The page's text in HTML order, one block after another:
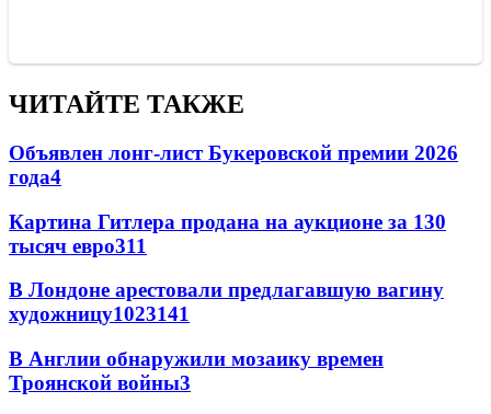
ЧИТАЙТЕ ТАКЖЕ
Объявлен лонг-лист Букеровской премии 2026
года4
Картина Гитлера продана на аукционе за 130
тысяч евро311
В Лондоне арестовали предлагавшую вагину
художницу1023141
В Англии обнаружили мозаику времен
Троянской войны3